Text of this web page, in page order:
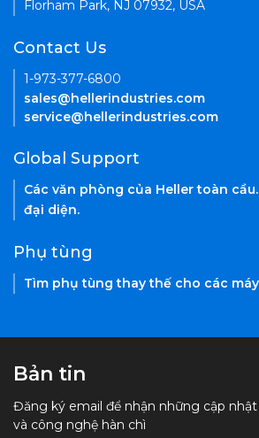
Florham Park, NJ 07932, USA
Contact Us
1-973-377-6800
sales@hellerindustries.com
service@hellerindustries.com
Global Support
Các văn phòng của Heller toàn
đại diện.
Phụ tùng
Tìm phụ tùng thay thế cho các
Bản tin
Đăng ký email để nhận những cập
và công nghệ hàn chì